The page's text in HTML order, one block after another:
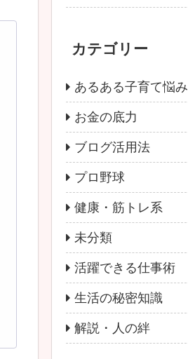
カテゴリー
あるある子育て悩み
お金の底力
ブログ活用法
プロ野球
健康・筋トレ系
未分類
活躍できる仕事術
生活の秘密知識
解説・人の絆